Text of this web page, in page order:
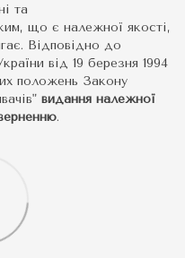
та
що є належної якості,
Відповідно до
від 19 березня 1994
положень Закону
видання належної
.